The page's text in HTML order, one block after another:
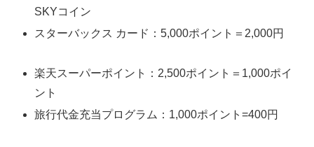
SKYコイン
スターバックス カード：5,000ポイント＝2,000円
楽天スーパーポイント ： 2,500ポイント＝1,000ポイ
ント
旅行代金充当プログラム ： 1,000ポイント=400円